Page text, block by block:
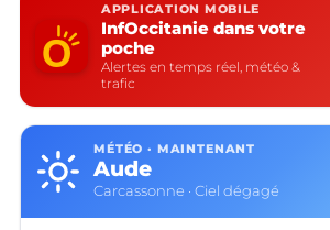
APPLICATION MOBILE
InfOccitanie dans votre
poche
Alertes en temps réel, météo &
trafic
MÉTÉO · MAINTENANT
Aude
Carcassonne · Ciel dégagé